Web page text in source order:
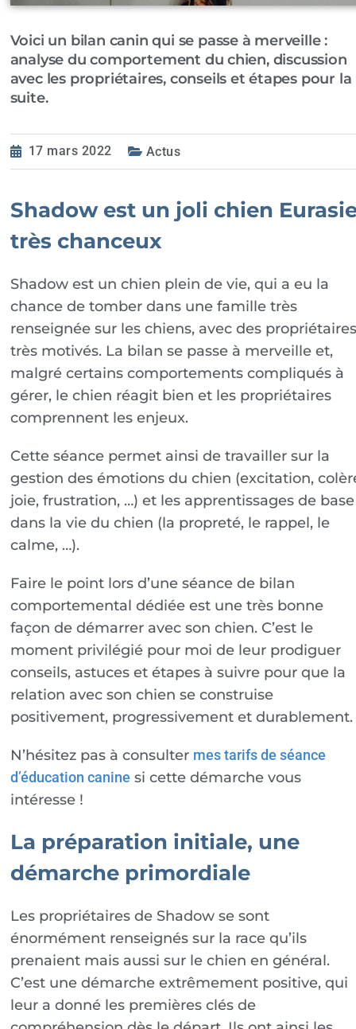
Voici un bilan canin qui se passe à merveille :
analyse du comportement du chien, discussion
avec les propriétaires, conseils et étapes pour la
suite.
17 mars 2022 Actus
Shadow est un joli chien
très chanceux
Shadow est un chien plein de vie, qui a eu la
chance de tomber dans une famille très
renseignée sur les chiens, avec des propriétaires
très motivés. La bilan se passe à merveille et,
malgré certains comportements compliqués à
gérer, le chien réagit bien et les propriétaires
comprennent les enjeux.
Cette séance permet ainsi de travailler sur la
gestion des émotions du chien (excitation,
joie, frustration, …) et les apprentissages de base
dans la vie du chien (la propreté, le rappel, le
calme, …).
Faire le point lors d’une séance de bilan
comportemental dédiée est une très bonne
façon de démarrer avec son chien. C’est le
moment privilégié pour moi de leur prodiguer
conseils, astuces et étapes à suivre pour que la
relation avec son chien se construise
positivement, progressivement et durablement.
N’hésitez pas à consulter mes tarifs de séance
d’éducation canine si cette démarche vous
intéresse !
La préparation initiale, une
démarche primordiale
Les propriétaires de Shadow se sont
énormément renseignés sur la race qu’ils
prenaient mais aussi sur le chien en général.
C’est une démarche extrêmement positive, qui
leur a donné les premières clés de